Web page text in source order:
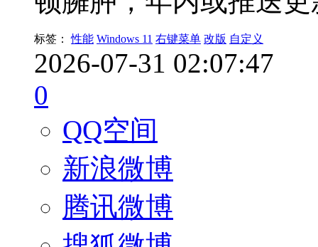
标签： 性能 Windows 11 右键菜单 改版 自定义
2026-07-31 02:07:47
0
QQ空间
新浪微博
腾讯微博